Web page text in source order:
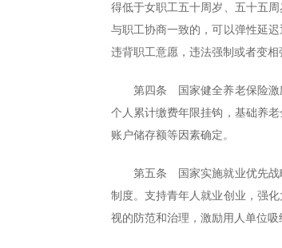
得低于女职工五十周岁、五十五
与职工协商一致的，可以弹性延
违背职工意愿，违法强制或者变相
第四条 国家健全养老保险激
个人累计缴费年限挂钩，基础养
账户储存额等因素确定。
第五条 国家实施就业优先战
制度。支持青年人就业创业，强
视的防范和治理，激励用人单位吸